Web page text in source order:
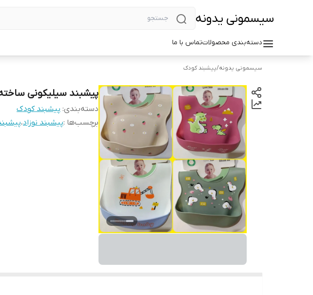
سیسمونی یدونه
دسته‌بندی محصولاتتماس با ما
سیسمونی یدونه/پیشبند کودک
پیشبند سیلیکونی
دسته‌بندی: پیشبند کودک
برچسب‌ها :پیشبند نوزاد،